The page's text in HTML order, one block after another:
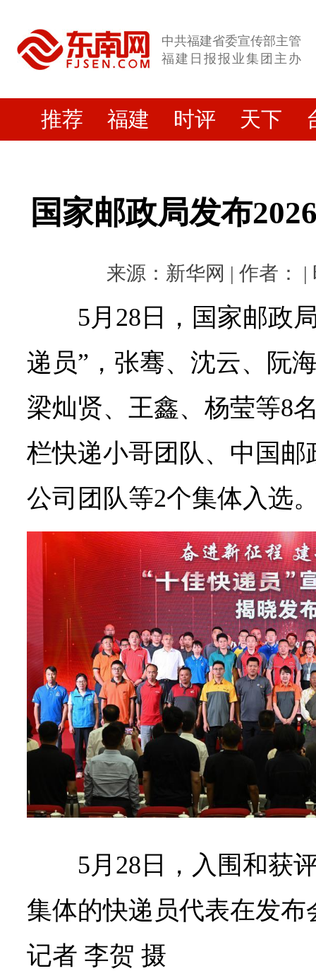
中共福建省委宣传部主管
福建日报报业集团主办
推荐 福建 时评 天下
国家邮政局发布
来源：新华网 | 作者： |
5月28日，国家邮政
递员”，张骞、沈云、阮
梁灿贤、王鑫、杨莹等8
栏快递小哥团队、中国
公司团队等2个集体入选
5月28日，入围和获
集体的快递员代表在发
记者 李贺 摄